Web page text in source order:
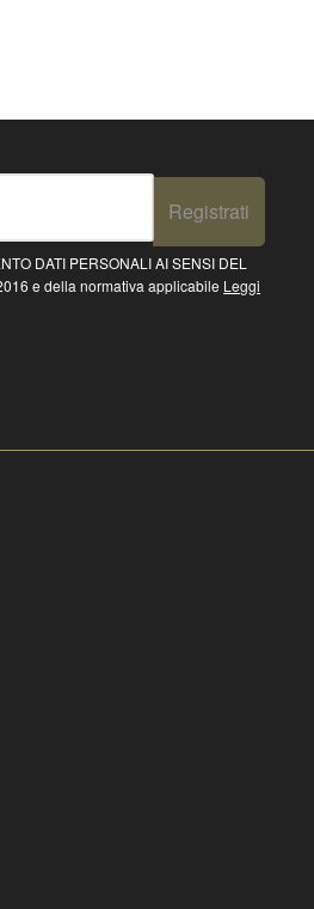
Registrati
DATI PERSONALI AI SENSI DEL
e della normativa applicabile Leggi